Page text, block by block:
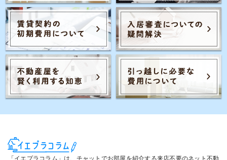
Posts navigation …
「イエプラコラム」は、チャットでお部屋を紹介する来店不要のネット不動